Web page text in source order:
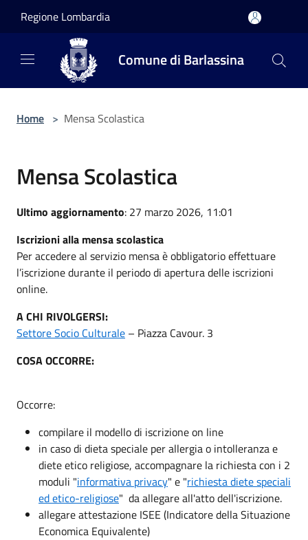
Regione Lombardia
Comune di Barlassina
Home > Mensa Scolastica
Mensa Scolastica
Ultimo aggiornamento: 27 marzo 2026, 11:01
Iscrizioni alla mensa scolastica
Per accedere al servizio mensa è obbligatorio effettuare
l’iscrizione durante il periodo di apertura delle iscrizioni
online.
A CHI RIVOLGERSI:
Settore Socio Culturale – Piazza Cavour. 3
COSA OCCORRE:
Occorre:
compilare il modello di iscrizione on line
in caso di dieta speciale per allergia o intolleranza e
diete etico religiose, accompagnare la richiesta con i 2
moduli "informativa privacy" e "richiesta diete speciali
ed etico-religiose" da allegare all'atto dell'iscrizione.
allegare attestazione ISEE (Indicatore della Situazione
Economica Equivalente)